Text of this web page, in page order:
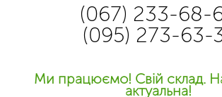
(067) 233-68-
(095) 273-63-
Ми працюємо! Свій склад.
актуальна!